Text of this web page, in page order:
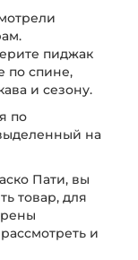
пиджак
по спине,
и сезону.
по
на
Пати, вы
товар, для
и